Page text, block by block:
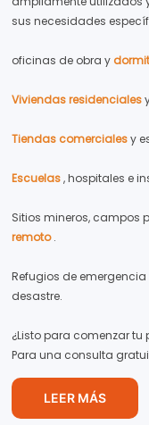
sus necesidades
oficinas de obra y
Viviendas residenciales
Tiendas comerciales y
Escuelas , hospitales e
Sitios mineros, campos
remoto .
Refugios de
desastre.
¿Listo para comenzar tu
Para una consulta
LEER MÁS